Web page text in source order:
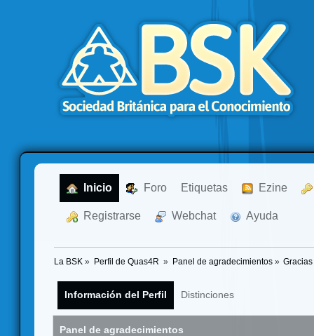
Inicio Foro Etiquetas Ezine
Registrarse Webchat Ayuda
La BSK » Perfil de Quas4R » Panel de agradecimientos»
Información del Perfil Distinciones
Panel de agradecimientos